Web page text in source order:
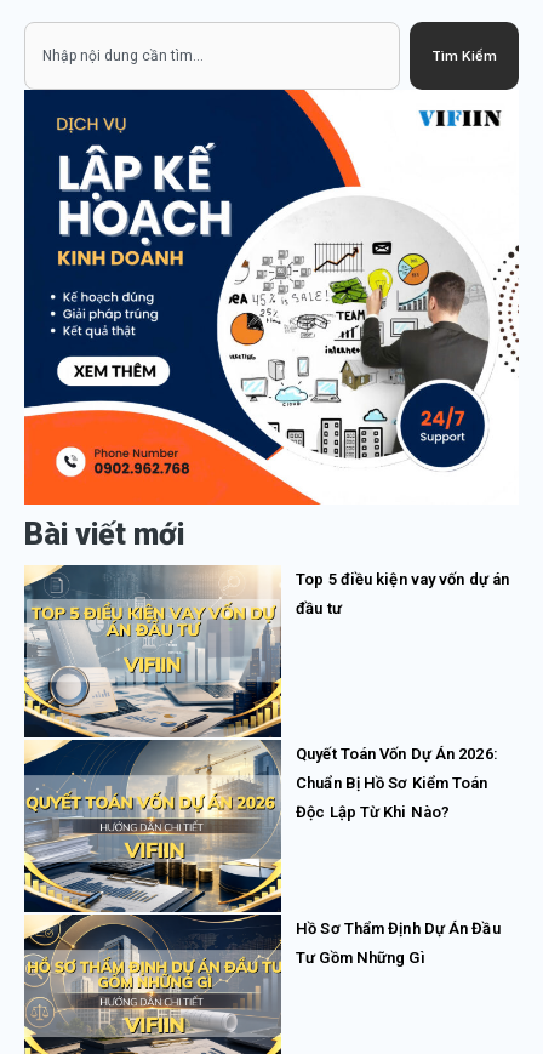
Tìm Kiếm
Bài viết mới
Top 5 điều kiện vay vốn dự án
đầu tư
Quyết Toán Vốn Dự Án 2026:
Chuẩn Bị Hồ Sơ Kiểm Toán
Độc Lập Từ Khi Nào?
Hồ Sơ Thẩm Định Dự Án Đầu
Tư Gồm Những Gì